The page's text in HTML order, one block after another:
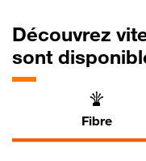
Découvrez
sont
Fibre